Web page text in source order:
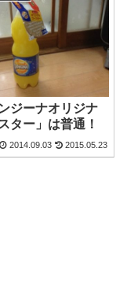
ジーナオリジナ
ター」は普通！
2014.09.03 2015.05.23